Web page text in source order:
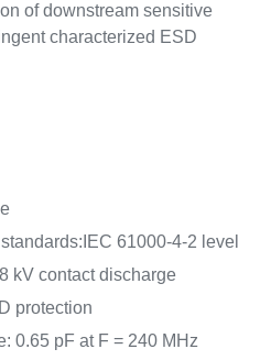
of downstream sensitive
characterized ESD
IEC 61000-4-2 level
kV contact discharge
protection
0.65 pF at F = 240 MHz